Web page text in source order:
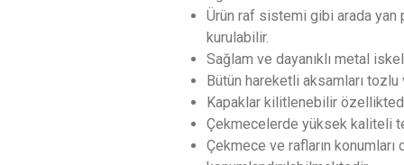
Ürün raf sistemi gibi arada yan
kurulabilir.
Sağlam ve dayanıklı metal
Bütün hareketli aksamları
Kapaklar kilitlenebilir
Çekmecelerde yüksek kaliteli
Çekmece ve rafların